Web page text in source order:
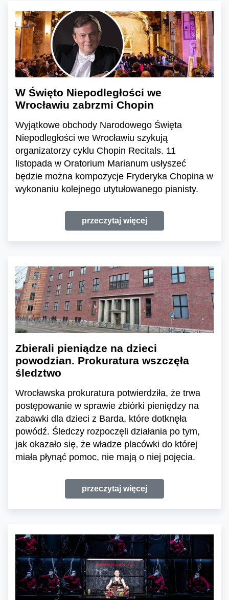
W Święto Niepodległości we
Wrocławiu zabrzmi Chopin
Wyjątkowe obchody Narodowego Święta
Niepodległości we Wrocławiu szykują
organizatorzy cyklu Chopin Recitals. 11
listopada w Oratorium Marianum usłyszeć
będzie można kompozycje Fryderyka Chopina w
wykonaniu kolejnego utytułowanego pianisty.
przeczytaj więcej
Zbierali pieniądze na dzieci
powodzian. Prokuratura wszczęła
śledztwo
Wrocławska prokuratura potwierdziła, że trwa
postępowanie w sprawie zbiórki pieniędzy na
zabawki dla dzieci z Barda, które dotknęła
powódź. Śledczy rozpoczęli działania po tym,
jak okazało się, że władze placówki do której
miała płynąć pomoc, nie mają o niej pojęcia.
przeczytaj więcej